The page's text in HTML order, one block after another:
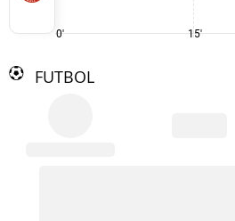
0' 15'
FUTBOL